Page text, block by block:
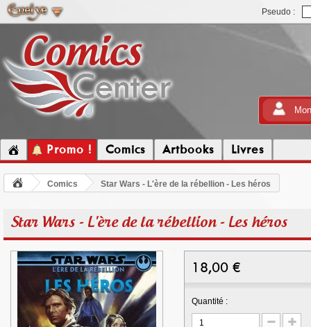
Pseudo :
Promo ! Comics Artbooks Livres
Comics Star Wars - L'ère de la rébellion - Les héros
Star Wars - L'ère de la rébellion - Les héros
18,00 €
Quantité :